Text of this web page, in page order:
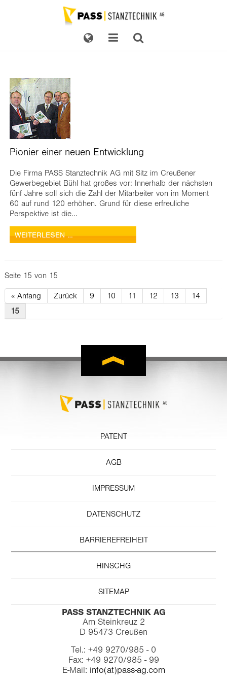
Pionier einer neuen Entwicklung
Die Firma PASS Stanztechnik AG mit Sitz im Creußener
Gewerbegebiet Bühl hat großes vor: Innerhalb der nächsten
fünf Jahre soll sich die Zahl der Mitarbeiter von im Moment
60 auf rund 120 erhöhen. Grund für diese erfreuliche
Perspektive ist die...
WEITERLESEN …
Seite 15 von 15
« Anfang Zurück 9 10 11 12 13
14
15
PATENT
AGB
IMPRESSUM
DATENSCHUTZ
BARRIEREFREIHEIT
HINSCHG
SITEMAP
PASS STANZTECHNIK AG
Am Steinkreuz 2
D 95473 Creußen
Tel.: +49 9270/985 - 0
Fax: +49 9270/985 - 99
E-Mail: info(at)pass-ag.com